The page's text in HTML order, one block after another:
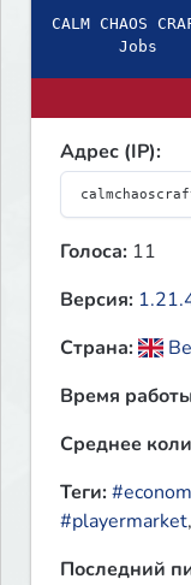
CALM
Jobs
Адрес (IP):
Голоса: 11
Версия:
Страна:
Время
Среднее
Теги:
#playermarket,
Последний